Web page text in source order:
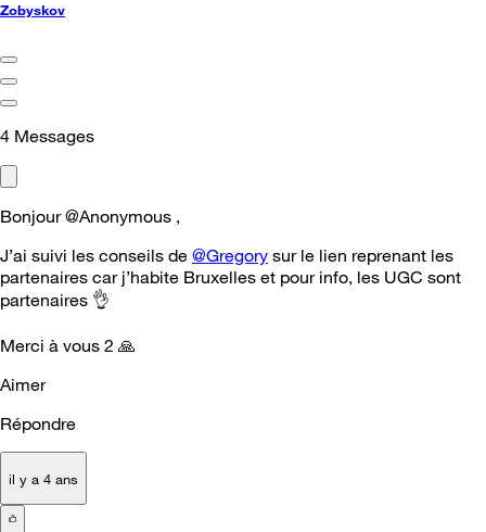
Zobyskov
4 Messages
Bonjour @Anonymous ,
J’ai suivi les conseils de @Gregory sur le lien reprenant les
partenaires car j’habite Bruxelles et pour info, les UGC sont
partenaires 👌
Merci à vous 2 🙏
Aimer
Répondre
il y a 4 ans